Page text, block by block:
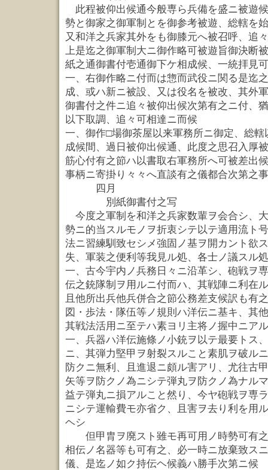
此程被仰出候通今般専ら兵備を盛ニ被遊
勢と御家之御軍制とを御参考被遊、総轄を
又和洋之兵家其外をも御膝元へ被召呼、追
上是迄之御軍制大ニ御作略可被遊旨御決断
紙之通御書付壱通御下ケ相成候、一統拝見
一、右御作略ニ付而は惣而武役ニ関る是迄
成、或ハ新ニ被設、又は役名を被改、其外
御書付之件ニ追々被仰出候次第有之ニ付、
以下取調、追々可相達ニ而候
一、御作□場御茶屋以来軍務所ニ御定、総
成候間、過日被仰出候通、此度之思召入厚
筋心付有之節ハ以書取右軍務所へ可被差出
事柄ニ寄掛り々々へ直談有之儀都合次第之事
四月
別紙御書付之写
今度之軍制を和洋之兵家数輩ヲ会合シ、
勢ニ的当スルモノヲ折衷シテ以テ適用流ト
法ニ習練馴致セシメ強固ノ基ヲ開カント欲
失、軍装之便利等我見ル処、各士ノ議スル
一、古今宇内ノ兵務日々ニ沿革シ、砲戦ヲ
伝之銃隊制ヲ用ルニ付而ハ、其戦陣ニ利在
且他所出兵他兵併合之節公務差支候訳も有
図・歩法・隊伍等ノ規則ハ洋伝ニ基キ、其
其戦法活用ニ至テハ素ヨリ主将ノ握中ニア
一、兵器ハ洋伝施條ノ小銃ヲ以テ最要トス
ニ、其弾力堅甲ヲ射裂スルこと素肌ヲ破ル
防クニ無利、且進退ニ頗ル害アリ、尤往古
矢等ヲ防クノ為ニシテ弾丸ヲ防クノ為ナル
益テ弾丸ニ損アルこと然り、今ヤ砲戦ヲ専
ニシテ運輸費モ亦省ク、且害ヲ去り利を用
ヘシ
但甲胄ヲ廃スト雖モ再可用ノ時勢可有之
相伝ノ名器等も可有之、必一時ニ放棄致ス
儀、是迄ノ如ク持伝ヘ候義ハ勝手次第ニ候